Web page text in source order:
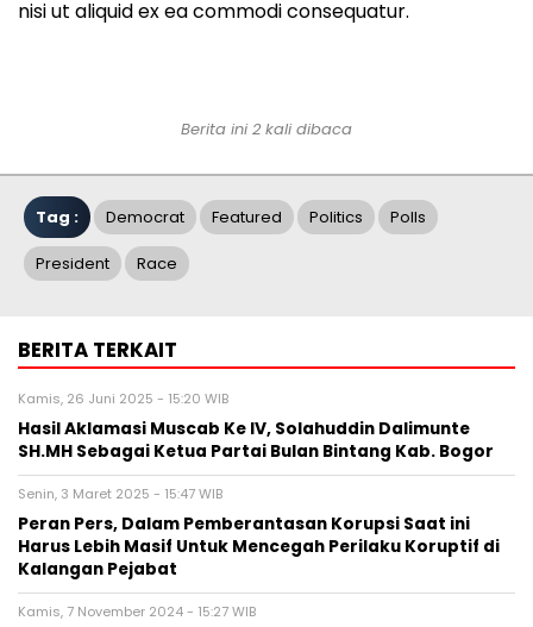
nisi ut aliquid ex ea commodi consequatur.
Berita ini 2 kali dibaca
Tag : Democrat Featured Politics Polls
President Race
BERITA TERKAIT
Kamis, 26 Juni 2025 - 15:20 WIB
Hasil Aklamasi Muscab Ke IV, Solahuddin Dalimunte
SH.MH Sebagai Ketua Partai Bulan Bintang Kab. Bogor
Senin, 3 Maret 2025 - 15:47 WIB
Peran Pers, Dalam Pemberantasan Korupsi Saat ini
Harus Lebih Masif Untuk Mencegah Perilaku Koruptif di
Kalangan Pejabat
Kamis, 7 November 2024 - 15:27 WIB